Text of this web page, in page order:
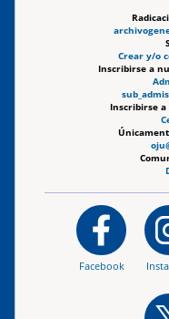
Crear y/o
Inscribirse a
Inscribirse a
Facebook